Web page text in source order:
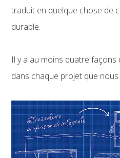
traduit en quelque chose de
durable.
Il y a au moins quatre
dans chaque projet que